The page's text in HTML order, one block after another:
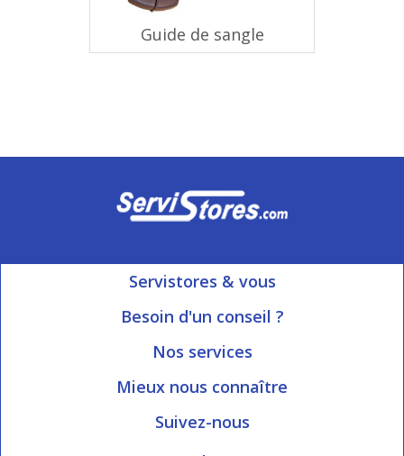
Guide de sangle
Servistores & vous
Mon compte
Besoin d'un conseil ?
Ouvert du Lundi au Vendredi
Nos services
Informations livraison
Blog Servistores
Mieux nous connaître
Qui sommes-nous?
Suivez-nous